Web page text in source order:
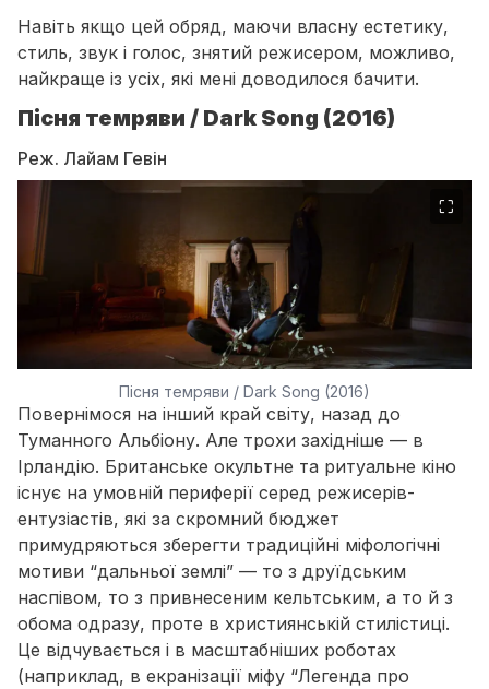
Навіть якщо цей обряд, маючи власну естетику,
стиль, звук і голос, знятий режисером, можливо,
найкраще із усіх, які мені доводилося бачити.
Пісня темряви / Dark Song (2016)
Реж. Лайам Гевін
⛶
Пісня темряви / Dark Song (2016)
Повернімося на інший край світу, назад до
Туманного Альбіону. Але трохи західніше — в
Ірландію. Британське окультне та ритуальне кіно
існує на умовній периферії серед режисерів-
ентузіастів, які за скромний бюджет
примудряються зберегти традиційні міфологічні
мотиви “дальньої землі” — то з друїдським
наспівом, то з привнесеним кельтським, а то й з
обома одразу, проте в християнській стилістиці.
Це відчувається і в масштабніших роботах
(наприклад, в екранізації міфу “Легенда про